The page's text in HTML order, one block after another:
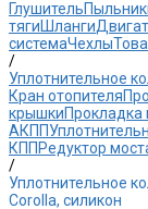
Глушитель
тягиШланги
системаЧехлы
/
Уплотнительное
Кран отопителя
крышкиПрокладка
АКПП
КПП Редуктор
/
Уплотнительное
Corolla, силикон